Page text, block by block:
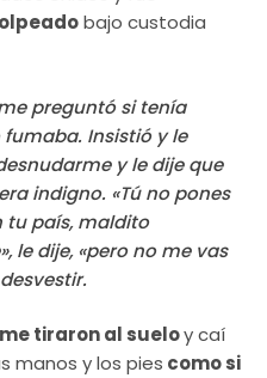
bajo custodia
preguntó si tenía
Insistió y le
y le dije que
indigno. «Tú no pones
tu país, maldito
le dije, «pero no me vas
tiraron al sueloy caí
manos y los pies como si